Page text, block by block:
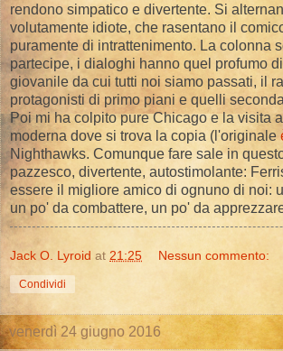
rendono simpatico e divertente. Si
volutamente idiote, che rasentano il
puramente di intrattenimento. La colonna
partecipe, i dialoghi hanno quel profumo
giovanile da cui tutti noi siamo passati, il
protagonisti di primo piani e quelli
Poi mi ha colpito pure Chicago e la visita
moderna dove si trova la copia (l'originale
Nighthawks. Comunque fare sale in
pazzesco, divertente, autostimolante:
essere il migliore amico di ognuno di noi:
un po' da combattere, un po' da
Jack O. Lyroid at 21:25 Nessun commento:
Condividi
venerdì 24 giugno 2016